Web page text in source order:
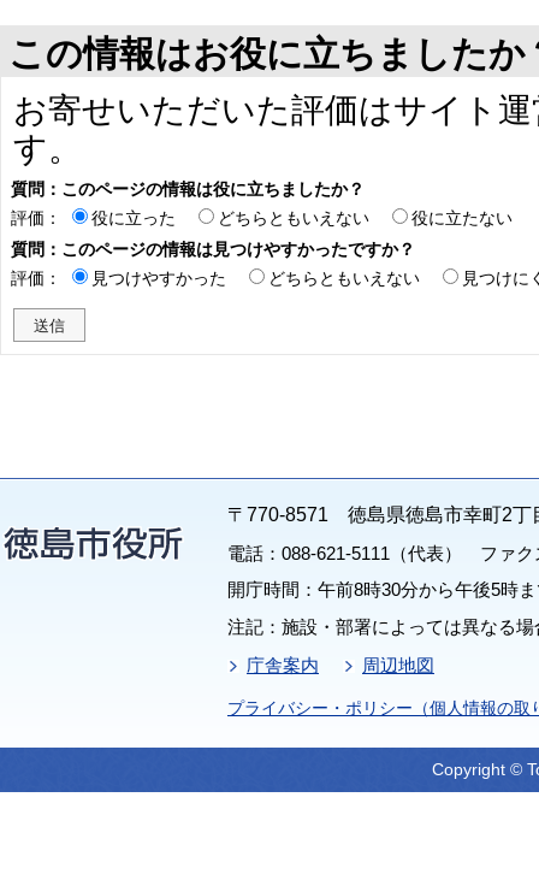
この情報はお役に立ちましたか
お寄せいただいた評価はサイト
す。
質問：このページの情報は役に立ちましたか？
評価：
役に立った どちらともいえない
役に立たない
質問：このページの情報は見つけやすかったですか？
評価：
見つけやすかった どちらともいえない 見つけに
〒770-8571 徳島県徳島市幸町2丁
電話：088-621-5111（代表） ファク
開庁時間：午前8時30分から午後5時
注記：施設・部署によっては異なる
庁舎案内
周辺地図
プライバシー・ポリシー（個人情報の取
Copyright ©